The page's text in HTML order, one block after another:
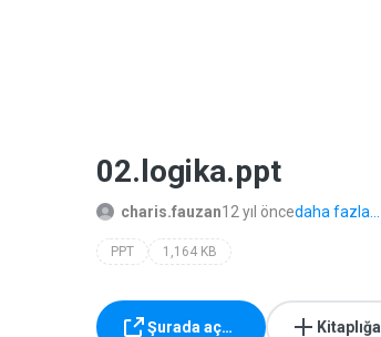
02.logika.ppt
charis.fauzan12 yıl öncedaha fazla...
PPT 1,164 KB
Şurada aç… Kitaplığa